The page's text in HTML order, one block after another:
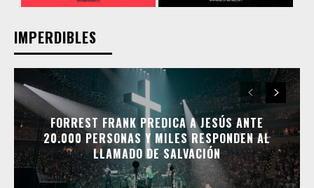
IMPERDIBLES
FORREST FRANK PREDICA A JESÚS ANTE
20.000 PERSONAS Y MILES RESPONDEN AL
LLAMADO DE SALVACIÓN